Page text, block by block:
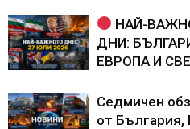
НАЙ-
ДНИ:
ЕВРОПА И
Седмичен
от България,